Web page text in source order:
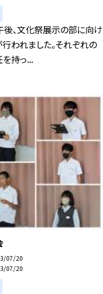
後、文化祭展示の部に向け
われました。それぞれの
持っ...
07/20
07/20